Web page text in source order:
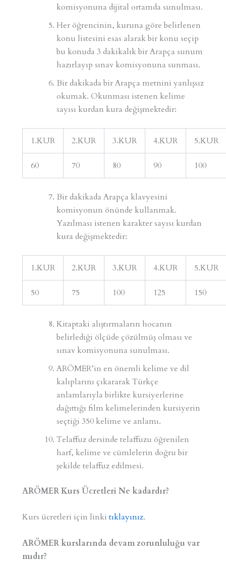
komisyonuna dijital ortamda sunulması.
Her öğrencinin, kuruna göre belirlenen
konu listesini esas alarak bir konu seçip
bu konuda 3 dakikalık bir Arapça sunum
hazırlayıp sınav komisyonuna sunması.
Bir dakikada bir Arapça metnini yanlışsız
okumak. Okunması istenen kelime
sayısı kurdan kura değişmektedir:
1.KUR 2.KUR 3.KUR 4.KUR 5.KUR
60 70 80 90 100
Bir dakikada Arapça klavyesini
komisyonun önünde kullanmak.
Yazılması istenen karakter sayısı kurdan
kura değişmektedir:
1.KUR 2.KUR 3.KUR 4.KUR 5.KUR
50 75 100 125 150
Kitaptaki alıştırmaların hocanın
belirlediği ölçüde çözülmüş olması ve
sınav komisyonuna sunulması.
ARÖMER’in en önemli kelime ve dil
kalıplarını çıkararak Türkçe
anlamlarıyla birlikte kursiyerlerine
dağıttığı film kelimelerinden kursiyerin
seçtiği 350 kelime ve anlamı.
Telaffuz dersinde telaffuzu öğrenilen
harf, kelime ve cümlelerin doğru bir
şekilde telaffuz edilmesi.
ARÖMER Kurs Ücretleri Ne kadardır?
Kurs ücretleri için linki tıklayınız.
ARÖMER kurslarında devam zorunluluğu var
mıdır?